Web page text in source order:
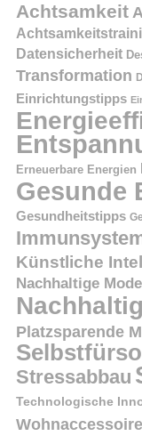
Achtsamkeit
Datensicherheit
Transformation
Einrichtungstipps
Erneuerbare Energien
Gesunde
Gesundheitstipps
Künstliche
Nachhaltige Mode
Platzsparende
Stressabbau
Technologische